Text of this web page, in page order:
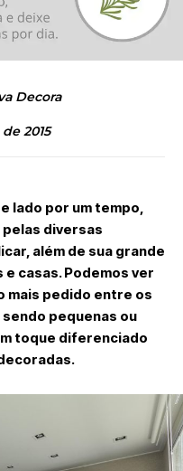
Decora
2015
lado por um tempo,
pelas diversas
além de sua grande
casas. Podemos ver
mais pedido entre os
pequenas ou
toque diferenciado